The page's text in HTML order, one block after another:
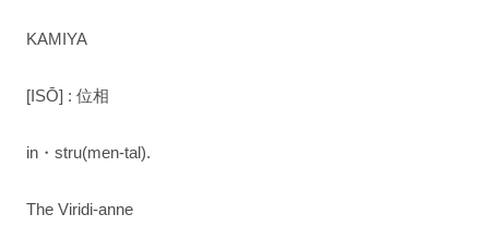
KAMIYA
[ISŌ] : 位相
in・stru(men-tal).
The Viridi-anne